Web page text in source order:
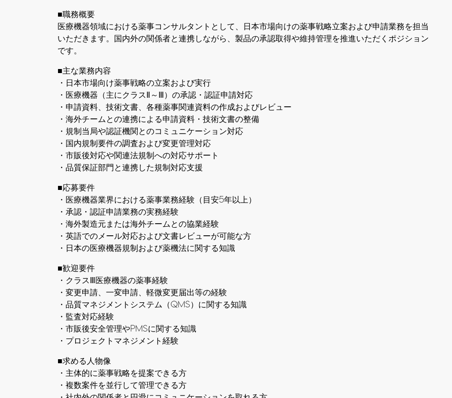
■職務概要
医療機器領域における薬事コンサルタントとして、日本市場向けの薬事戦略立案および申請業務を担当
いただきます。国内外の関係者と連携しながら、製品の承認取得や維持管理を推進いただくポジション
です。
■主な業務内容
・日本市場向け薬事戦略の立案および実行
・医療機器（主にクラスⅡ～Ⅲ）の承認・認証申請対応
・申請資料、技術文書、各種薬事関連資料の作成およびレビュー
・海外チームとの連携による申請資料・技術文書の整備
・規制当局や認証機関とのコミュニケーション対応
・国内規制要件の調査および変更管理対応
・市販後対応や関連法規制への対応サポート
・品質保証部門と連携した規制対応支援
■応募要件
・医療機器業界における薬事業務経験（目安5年以上）
・承認・認証申請業務の実務経験
・海外製造元または海外チームとの協業経験
・英語でのメール対応および文書レビューが可能な方
・日本の医療機器規制および薬機法に関する知識
■歓迎要件
・クラスⅢ医療機器の薬事経験
・変更申請、一変申請、軽微変更届出等の経験
・品質マネジメントシステム（QMS）に関する知識
・監査対応経験
・市販後安全管理やPMSに関する知識
・プロジェクトマネジメント経験
■求める人物像
・主体的に薬事戦略を提案できる方
・複数案件を並行して管理できる方